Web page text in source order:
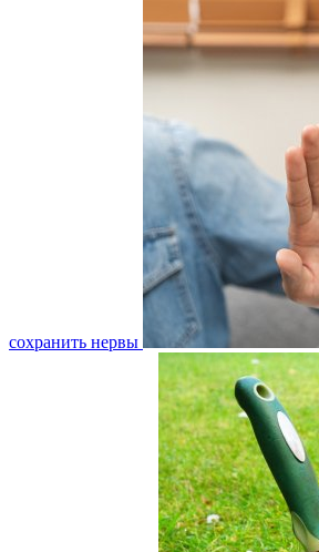
сохранить нервы